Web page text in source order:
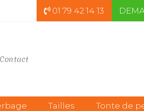
01 79 42 14 13
Contact
Tailles Tonte de